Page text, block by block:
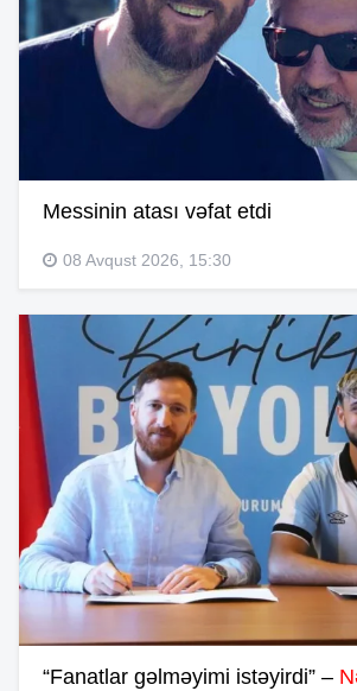
Messinin atası vəfat etdi
08 Avqust 2026, 15:30
“Fanatlar gəlməyimi istəyirdi” –